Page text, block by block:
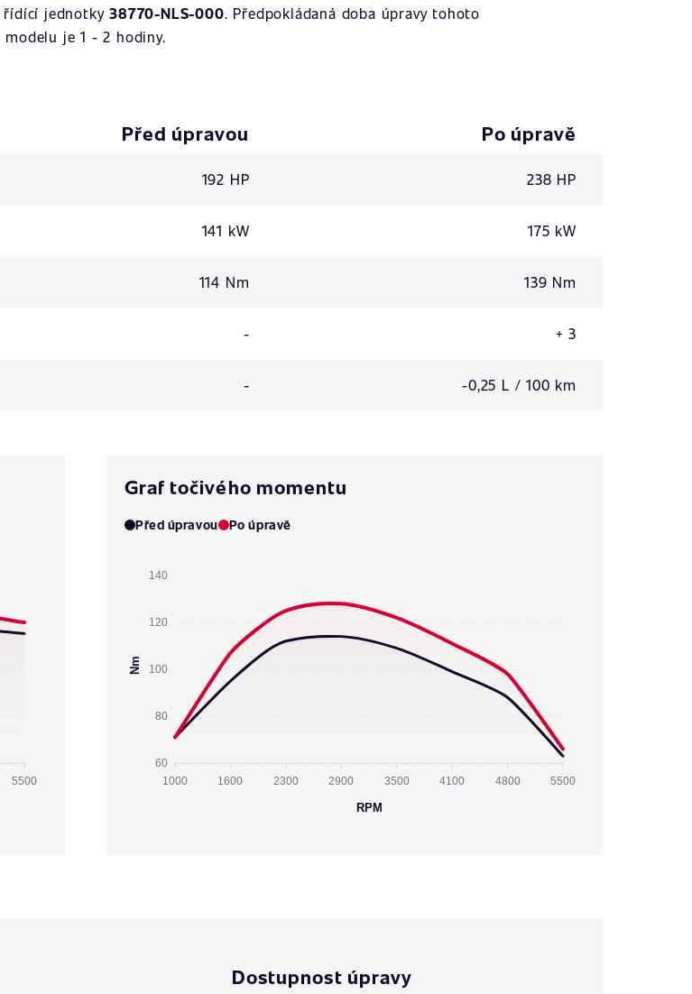
řídící jednotky38770-NLS-000. Předpokládaná doba úpravy tohoto
modelu je 1 - 2 hodiny.
Před úpravou Po úpravě
192 HP 238 HP
141 kW 175 kW
114 Nm 139 Nm
- + 3
- -0,25 L / 100 km
5500
Graf točivého momentu
Před úpravou Po úpravě
140
120
100
80
60
Nm
1000 1600 2300 2900 3500 4100 4800 5500
RPM
Dostupnost úpravy